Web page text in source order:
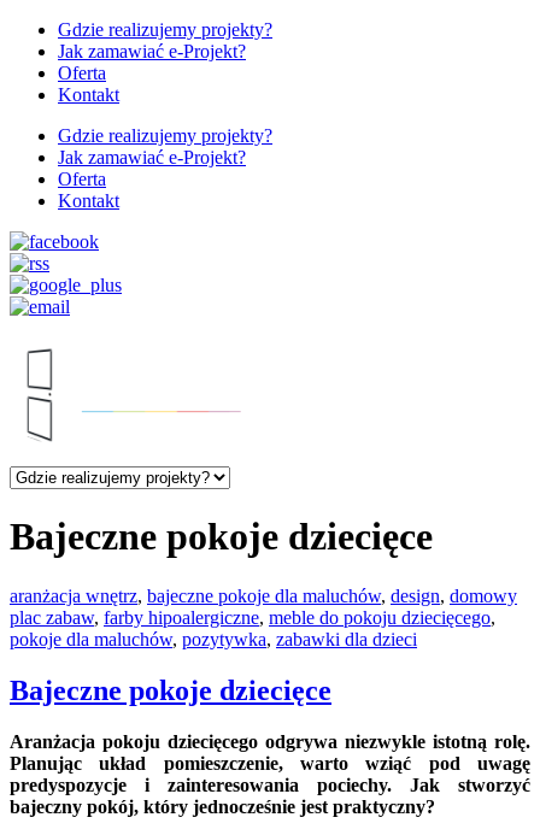
Gdzie realizujemy projekty?
Jak zamawiać e-Projekt?
Oferta
Kontakt
Gdzie realizujemy projekty?
Jak zamawiać e-Projekt?
Oferta
Kontakt
Bajeczne pokoje dziecięce
aranżacja wnętrz, bajeczne pokoje dla maluchów, design, domowy
plac zabaw, farby hipoalergiczne, meble do pokoju dziecięcego,
pokoje dla maluchów, pozytywka, zabawki dla dzieci
Bajeczne pokoje dziecięce
Aranżacja pokoju dziecięcego odgrywa niezwykle istotną rolę.
Planując układ pomieszczenie, warto wziąć pod uwagę
predyspozycje i zainteresowania pociechy. Jak stworzyć
bajeczny pokój, który jednocześnie jest praktyczny?